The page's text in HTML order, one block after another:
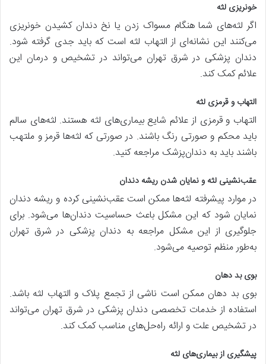
خونریزی لثه
اگر لثه‌های شما هنگام مسواک زدن یا نخ دندان کشیدن خونریزی
می‌کنند این نشانه‌ای از التهاب لثه است که باید جدی گرفته شود.
دندان پزشکی در شرق تهران می‌تواند در تشخیص و درمان این
علائم کمک کند.
التهاب و قرمزی لثه
التهاب و قرمزی از علائم شایع بیماری‌های لثه هستند. لثه‌های سالم
باید محکم و صورتی رنگ باشند. در صورتی که لثه‌ها قرمز و ملتهب
باشند باید به دندان‌پزشک مراجعه کنید.
عقب‌نشینی لثه و نمایان شدن ریشه دندان
در موارد پیشرفته لثه‌ها ممکن است عقب‌نشینی کرده و ریشه دندان
نمایان شود که این مشکل باعث حساسیت دندان‌ها می‌شود. برای
جلوگیری از این مشکل مراجعه به دندان پزشکی در شرق تهران
به‌طور منظم توصیه می‌شود.
بوی بد دهان
بوی بد دهان ممکن است ناشی از تجمع پلاک و التهاب لثه باشد.
استفاده از خدمات تخصصی دندان پزشکی در شرق تهران می‌تواند
در تشخیص علت و ارائه راه‌حل‌های مناسب کمک کند.
پیشگیری از بیماری‌های لثه